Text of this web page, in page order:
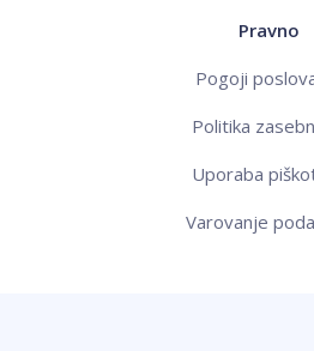
Pravno
Pogoji
Politika
Uporaba
Varovanje